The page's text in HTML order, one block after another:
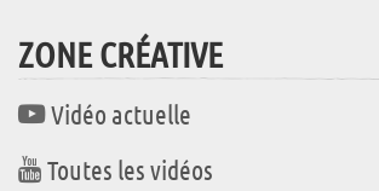
ZONE CRÉATIVE
Vidéo actuelle
Toutes les vidéos